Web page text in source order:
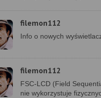
filemon112
Info o nowych
filemon112
FSC-LCD (Field
nie wykorzystuje